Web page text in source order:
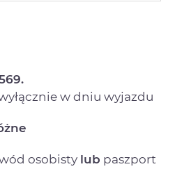
w dniu wyjazdu
osobisty lub paszport